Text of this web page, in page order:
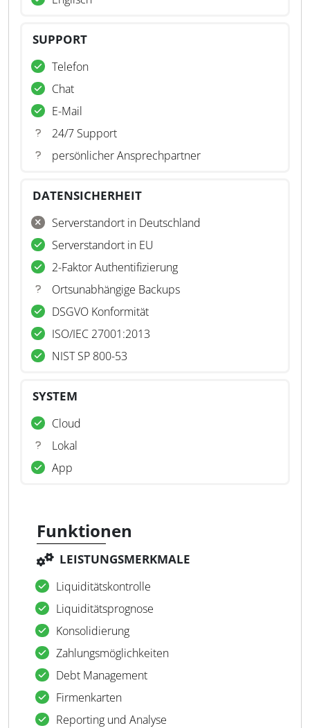
SUPPORT
Telefon
Chat
E-Mail
24/7 Support
persönlicher Ansprechpartner
DATENSICHERHEIT
Serverstandort in Deutschland
Serverstandort in EU
2-Faktor Authentifizierung
Ortsunabhängige Backups
DSGVO Konformität
ISO/IEC 27001:2013
NIST SP 800-53
SYSTEM
Cloud
Lokal
App
Funktionen
LEISTUNGSMERKMALE
Liquiditätskontrolle
Liquiditätsprognose
Konsolidierung
Zahlungsmöglichkeiten
Debt Management
Firmenkarten
Reporting und Analyse